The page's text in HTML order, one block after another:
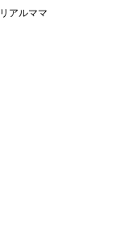
リアルママ